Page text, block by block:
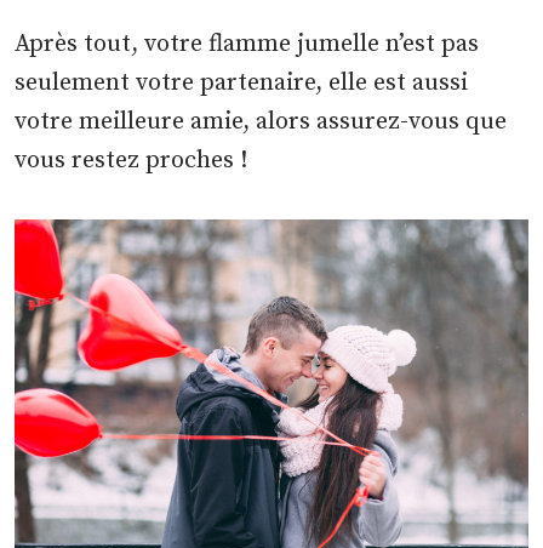
Après tout, votre flamme jumelle n’est pas
seulement votre partenaire, elle est aussi
votre meilleure amie, alors assurez-vous que
vous restez proches !